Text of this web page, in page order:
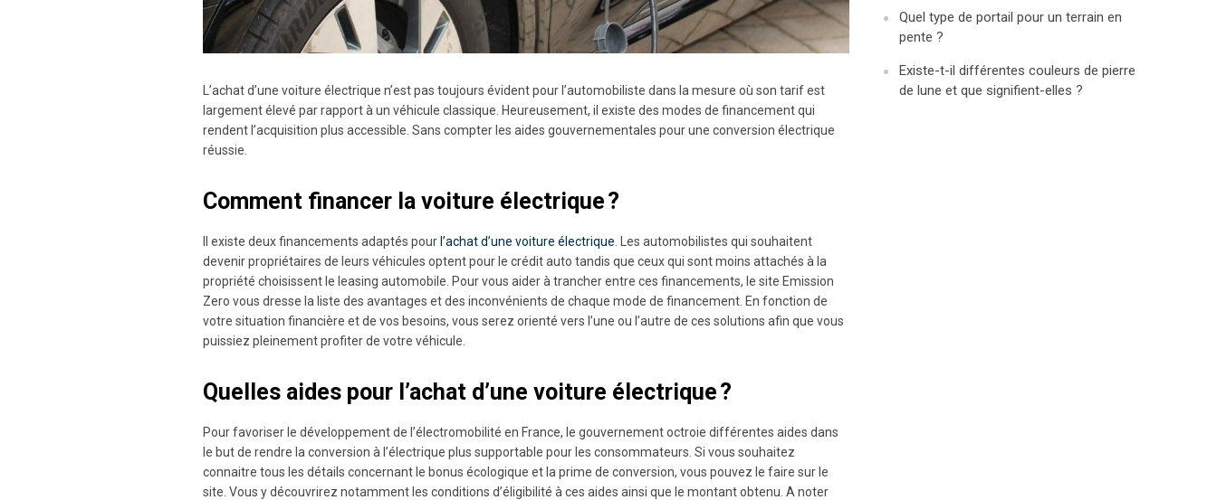
L’achat d’une voiture électrique n’est pas toujours évident pour l’automobiliste dans la mesure où son tarif est
largement élevé par rapport à un véhicule classique. Heureusement, il existe des modes de financement qui
rendent l’acquisition plus accessible. Sans compter les aides gouvernementales pour une conversion électrique
réussie.
Comment financer la voiture électrique ?
Il existe deux financements adaptés pour l’achat d’une voiture électrique . Les automobilistes qui souhaitent
devenir propriétaires de leurs véhicules optent pour le crédit auto tandis que ceux qui sont moins attachés à la
propriété choisissent le leasing automobile. Pour vous aider à trancher entre ces financements, le site Emission
Zero vous dresse la liste des avantages et des inconvénients de chaque mode de financement. En fonction de
votre situation financière et de vos besoins, vous serez orienté vers l’une ou l’autre de ces solutions afin que vous
puissiez pleinement profiter de votre véhicule.
Quelles aides pour l’achat d’une voiture électrique ?
Pour favoriser le développement de l’électromobilité en France, le gouvernement octroie différentes aides dans
le but de rendre la conversion à l’électrique plus supportable pour les consommateurs. Si vous souhaitez
connaitre tous les détails concernant le bonus écologique et la prime de conversion, vous pouvez le faire sur le
site. Vous y découvrirez notamment les conditions d’éligibilité à ces aides ainsi que le montant obtenu. A noter
Quel type de portail pour un terrain en
pente ?
Existe-t-il différentes couleurs de pierre
de lune et que signifient-elles ?